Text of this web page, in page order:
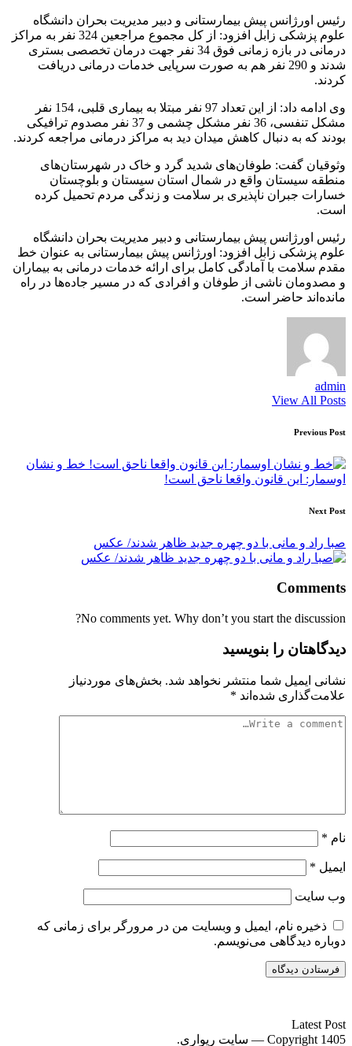
رئیس اورژانس پیش بیمارستانی و دبیر مدیریت بحران دانشگاه
علوم پزشکی زابل افزود: از کل مجموع مراجعین 324 نفر به مراکز
درمانی در بازه زمانی فوق 34 نفر جهت درمان تخصصی بستری
شدند و 290 نفر هم به صورت سرپایی خدمات درمانی دریافت
کردند.
وی ادامه داد: از این تعداد 97 نفر مبتلا به بیماری قلبی، 154 نفر
مشکل تنفسی، 36 نفر مشکل چشمی و 37 نفر مصدوم ترافیکی
بودند که به دنبال کاهش میدان دید به مراکز درمانی مراجعه کردند.
وثوقیان گفت: طوفان‌های شدید گرد و خاک در شهرستان‌های
منطقه سیستان واقع در شمال استان سیستان و بلوچستان
خسارات جبران ناپذیری بر سلامت و زندگی مردم تحمیل کرده
است.
رئیس اورژانس پیش بیمارستانی و دبیر مدیریت بحران دانشگاه
علوم پزشکی زابل افزود: اورژانس پیش بیمارستانی به عنوان خط
مقدم سلامت با آمادگی کامل برای ارائه خدمات درمانی به بیماران
و مصدومان ناشی از طوفان و افرادی که در مسیر جاده‌ها در راه
مانده‌اند حاضر است.
admin
View All Posts
Post
navigation
Previous Post
خط و نشان
اوسمار: این قانون واقعا ناحق است!
Next Post
صبا راد و مانی با دو چهره جدید ظاهر شدند/ عکس
Comments
No comments yet. Why don’t you start the discussion?
دیدگاهتان را بنویسید
نشانی ایمیل شما منتشر نخواهد شد. بخش‌های موردنیاز
علامت‌گذاری شده‌اند *
نام *
ایمیل *
وب‌ سایت
ذخیره نام، ایمیل و وبسایت من در مرورگر برای زمانی که
دوباره دیدگاهی می‌نویسم.
Latest Post
Copyright 1405 — سایت ریواری.